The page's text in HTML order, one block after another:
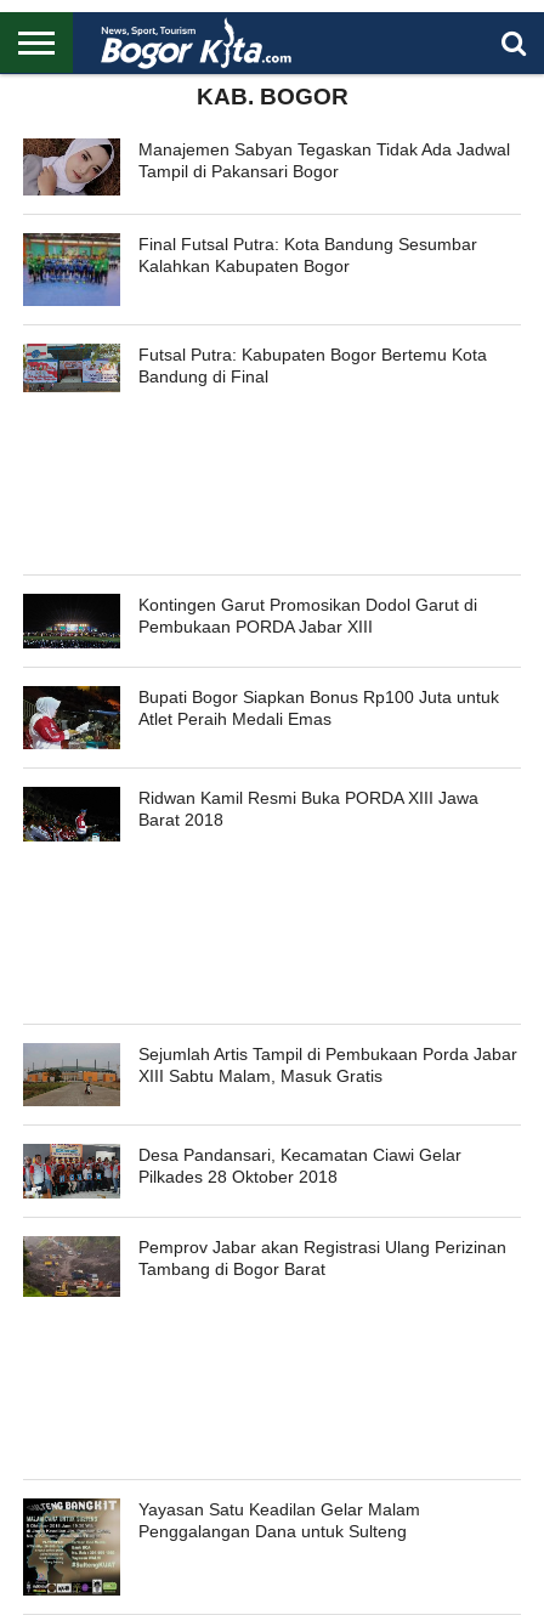
KAB. BOGOR
Manajemen Sabyan Tegaskan Tidak Ada Jadwal
Tampil di Pakansari Bogor
Final Futsal Putra: Kota Bandung Sesumbar
Kalahkan Kabupaten Bogor
Futsal Putra: Kabupaten Bogor Bertemu Kota
Bandung di Final
Kontingen Garut Promosikan Dodol Garut di
Pembukaan PORDA Jabar XIII
Bupati Bogor Siapkan Bonus Rp100 Juta untuk
Atlet Peraih Medali Emas
Ridwan Kamil Resmi Buka PORDA XIII Jawa
Barat 2018
Sejumlah Artis Tampil di Pembukaan Porda Jabar
XIII Sabtu Malam, Masuk Gratis
Desa Pandansari, Kecamatan Ciawi Gelar
Pilkades 28 Oktober 2018
Pemprov Jabar akan Registrasi Ulang Perizinan
Tambang di Bogor Barat
Yayasan Satu Keadilan Gelar Malam
Penggalangan Dana untuk Sulteng